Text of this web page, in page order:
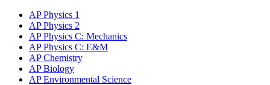
AP Physics 1
AP Physics 2
AP Physics C: Mechanics
AP Physics C: E&M
AP Chemistry
AP Biology
AP Environmental Science